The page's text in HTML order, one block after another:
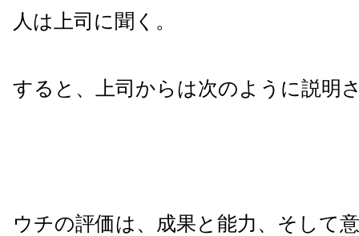
人は上司に聞く。
すると、上司からは次のように説明
ウチの評価は、成果と能力、そして